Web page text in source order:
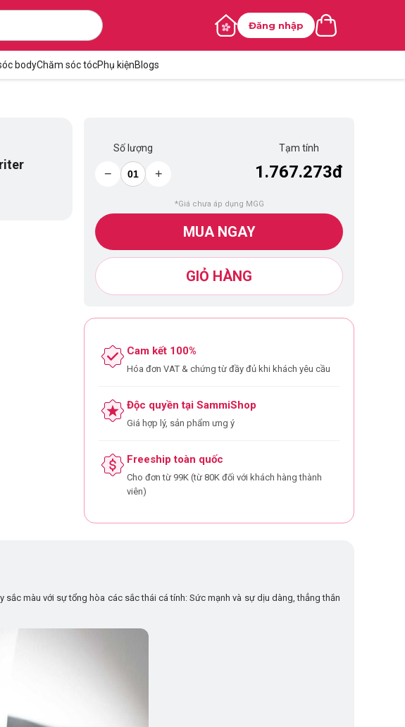
Đăng nhập
bodyChăm sóc tócPhụ kiệnBlogs
Số lượng
− +
Tạm tính
1.767.273đ
*Giá chưa áp dụng MGG
MUA NGAY
GIỎ HÀNG
Cam kết 100%
Hóa đơn VAT & chứng từ đầy đủ khi khách yêu cầu
Độc quyền tại SammiShop
Giá hợp lý, sản phẩm ưng ý
Freeship toàn quốc
Cho đơn từ 99K (từ 80K đối với khách hàng thành
viên)
màu với sự tổng hòa các sắc thái cá tính: Sức mạnh và sự dịu dàng, thẳng thắn